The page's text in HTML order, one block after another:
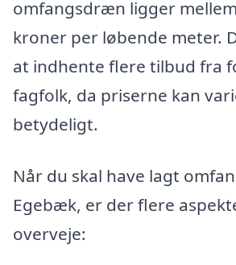
omfangsdræn ligger
kroner per løbende meter.
at indhente flere tilbud fra
fagfolk, da priserne kan
betydeligt.
Når du skal have lagt
Egebæk, er der flere
overveje: